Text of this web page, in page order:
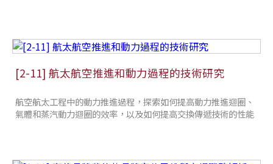
[2-11] 航太航空推進和動力過程的技術研究
航空航太工程中的動力推進過程，探索如何提高動力推進迴圈、
氣體和蒸汽動力迴圈的效率，以及如何提高交換傳遞技術的性能